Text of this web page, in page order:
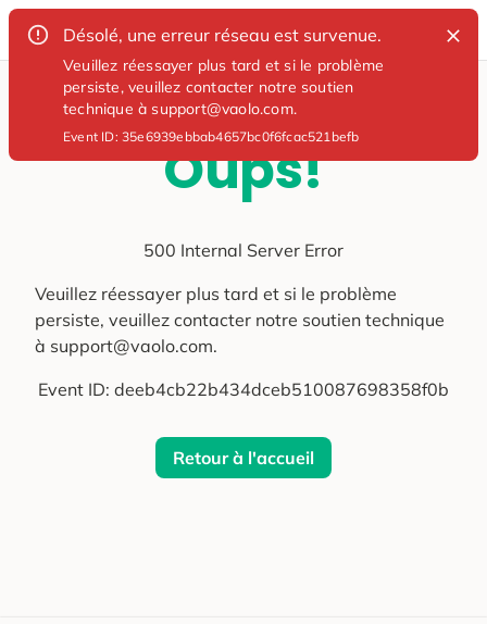
Désolé, une erreur réseau est survenue.
Veuillez réessayer plus tard et si le problème
persiste, veuillez contacter notre soutien
technique à support@vaolo.com.
Event ID:35e6939ebbab4657bc0f6fcac521befb
Oups!
500 Internal Server Error
Veuillez réessayer plus tard et si le problème
persiste, veuillez contacter notre soutien technique
à support@vaolo.com.
Event ID: deeb4cb22b434dceb510087698358f0b
Retour à l'accueil